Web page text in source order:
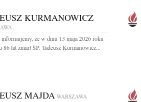
KURMANOWICZ
informujemy, że w dniu 13 maja 2026 roku
86 lat zmarł ŚP. Tadeusz Kurmanowicz...
MAJDA WARSZAWA